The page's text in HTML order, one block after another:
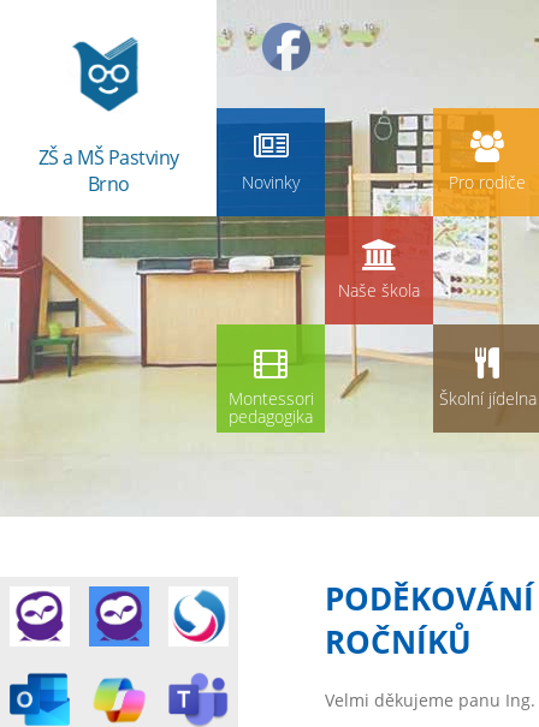
ZŠ a MŠ Pastviny
Brno
Novinky Pro rodiče
Naše škola
Montessori
pedagogika
Školní jídelna
ROČNÍKŮ
Velmi děkujeme panu